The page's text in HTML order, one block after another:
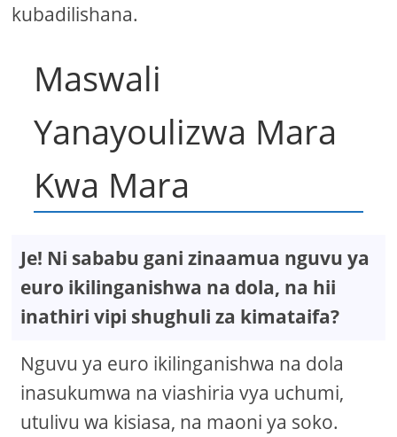
kubadilishana.
Maswali
Yanayoulizwa Mara
Kwa Mara
Je! Ni sababu gani zinaamua nguvu ya
euro ikilinganishwa na dola, na hii
inathiri vipi shughuli za kimataifa?
Nguvu ya euro ikilinganishwa na dola
inasukumwa na viashiria vya uchumi,
utulivu wa kisiasa, na maoni ya soko.